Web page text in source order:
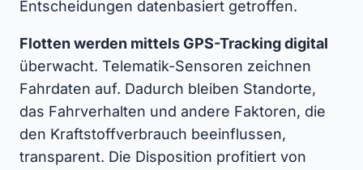
Entscheidungen datenbasiert getroffen.
Flotten werden mittels GPS-Tracking digital
überwacht. Telematik-Sensoren zeichnen
Fahrdaten auf. Dadurch bleiben Standorte,
das Fahrverhalten und andere Faktoren, die
den Kraftstoffverbrauch beeinflussen,
transparent. Die Disposition profitiert von